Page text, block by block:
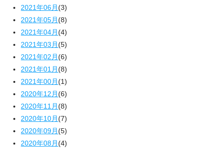
2021年06月(3)
2021年05月(8)
2021年04月(4)
2021年03月(5)
2021年02月(6)
2021年01月(8)
2021年00月(1)
2020年12月(6)
2020年11月(8)
2020年10月(7)
2020年09月(5)
2020年08月(4)